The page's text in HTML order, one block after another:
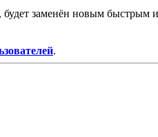
заменён новым
.